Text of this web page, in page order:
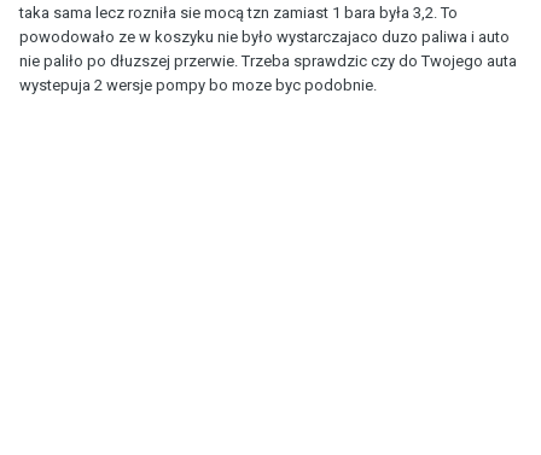
taka sama lecz rozniła sie mocą tzn zamiast 1 bara była 3,2. To
powodowało ze w koszyku nie było wystarczajaco duzo paliwa i auto
nie paliło po dłuzszej przerwie. Trzeba sprawdzic czy do Twojego auta
wystepuja 2 wersje pompy bo moze byc podobnie.